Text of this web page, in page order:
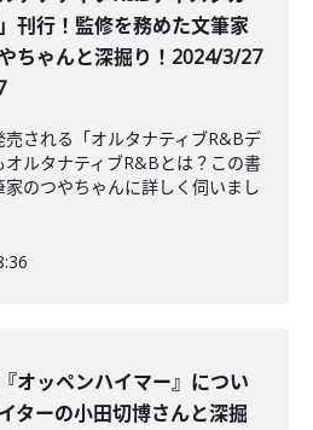
刊行！監修を務めた文筆家
ちゃんと深掘り！2024/3/27
される「オルタナティブR&Bデ
ルタナティブR&Bとは？この書
のつやちゃんに詳しく伺いまし
オッペンハイマー』につい
ターの小田切博さんと深掘